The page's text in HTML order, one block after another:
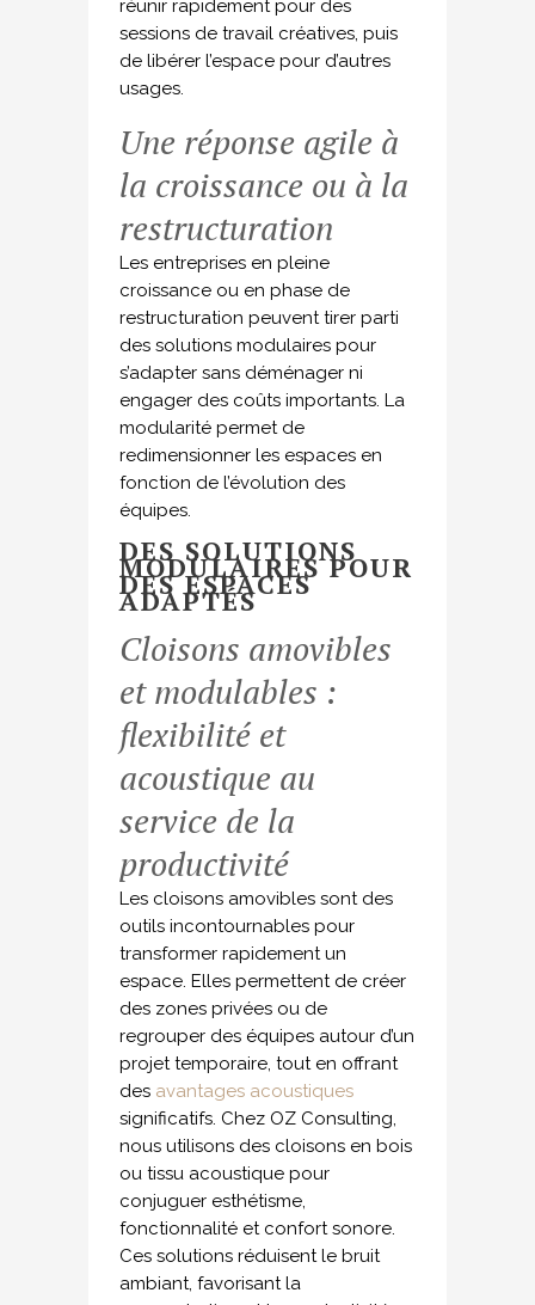
réunir rapidement pour des
sessions de travail créatives, puis
de libérer l’espace pour d’autres
usages.
Une réponse agile à
la croissance ou à la
restructuration
Les entreprises en pleine
croissance ou en phase de
restructuration peuvent tirer parti
des solutions modulaires pour
s’adapter sans déménager ni
engager des coûts importants. La
modularité permet de
redimensionner les espaces en
fonction de l’évolution des
équipes.
DES SOLUTIONS
MODULAIRES POUR
DES ESPACES
ADAPTÉS
Cloisons amovibles
et modulables :
flexibilité et
acoustique au
service de la
productivité
Les cloisons amovibles sont des
outils incontournables pour
transformer rapidement un
espace. Elles permettent de créer
des zones privées ou de
regrouper des équipes autour d’un
projet temporaire, tout en offrant
des avantages acoustiques
significatifs. Chez OZ Consulting,
nous utilisons des cloisons en bois
ou tissu acoustique pour
conjuguer esthétisme,
fonctionnalité et confort sonore.
Ces solutions réduisent le bruit
ambiant, favorisant la